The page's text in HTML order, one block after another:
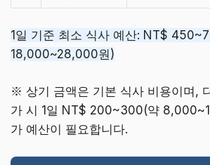
1일 기준 최소 식사 예산: NT$
18,000~28,000원)
※ 상기 금액은 기본 식사 비용이며,
가 시 1일 NT$ 200~300(약
가 예산이 필요합니다.